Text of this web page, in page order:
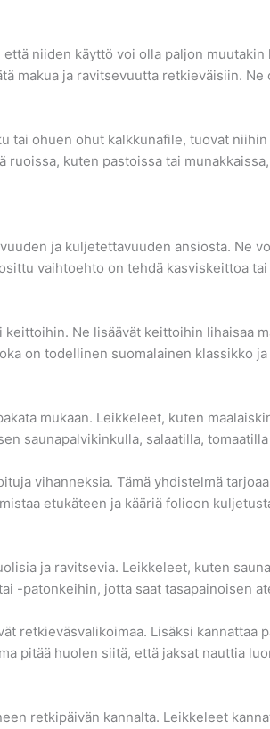
niiden käyttö voi olla paljon muutakin
makua ja ravitsevuutta retkieväisiin.
ohuen ohut kalkkunafile, tuovat
kuten pastoissa tai
ja kuljetettavuuden ansiosta. Ne
vaihtoehto on tehdä kasviskeittoa
Ne lisäävät keittoihin lihaisaa
on todellinen suomalainen klassikko
mukaan. Leikkeleet, kuten
saunapalvikinkulla, salaatilla,
vihanneksia. Tämä yhdistelmä
etukäteen ja kääriä folioon
ja ravitsevia. Leikkeleet, kuten
-patonkeihin, jotta saat tasapainoisen
retkieväsvalikoimaa. Lisäksi kannattaa
pitää huolen siitä, että jaksat nauttia
retkipäivän kannalta. Leikkeleet